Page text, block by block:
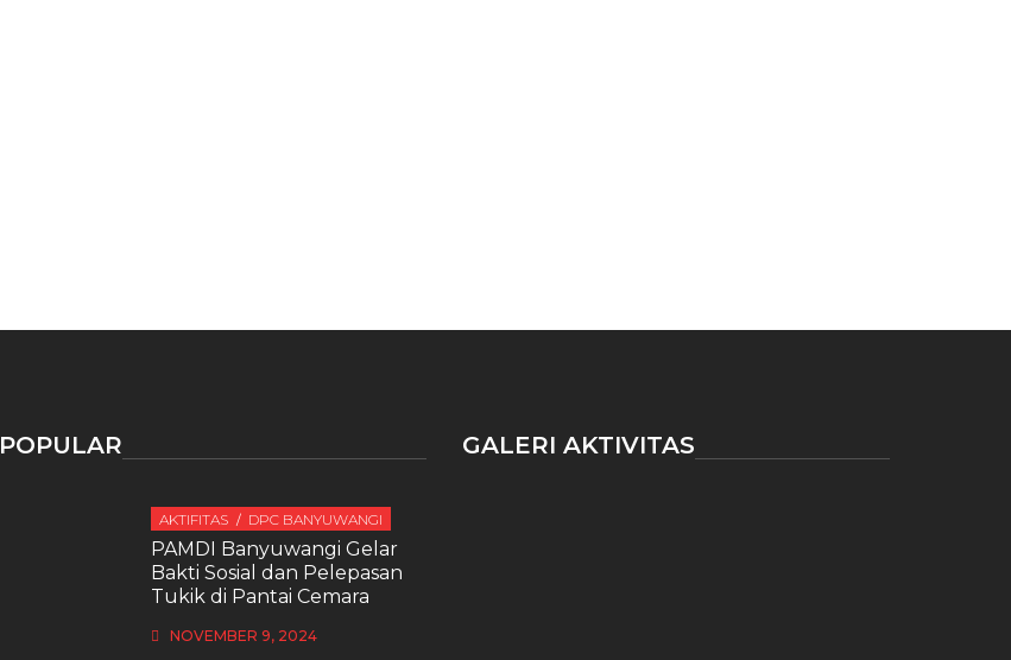
POPULAR
AKTIFITAS DPC BANYUWANGI
PAMDI Banyuwangi Gelar
Bakti Sosial dan Pelepasan
Tukik di Pantai Cemara
NOVEMBER 9, 2024
GALERI AKTIVITAS